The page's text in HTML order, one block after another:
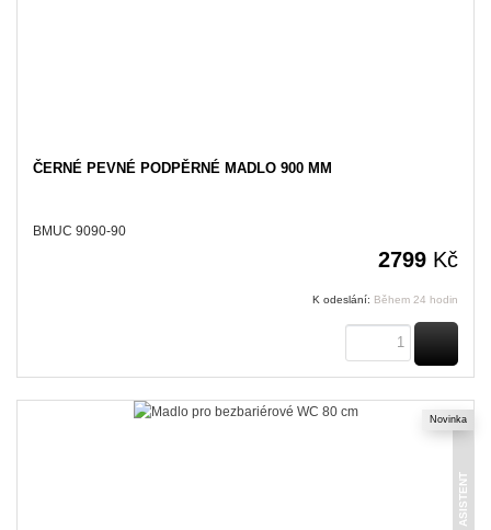
ČERNÉ PEVNÉ PODPĚRNÉ MADLO 900 MM
BMUC 9090-90
2799 Kč
K odeslání: Během 24 hodin
ASISTENT
Novinka